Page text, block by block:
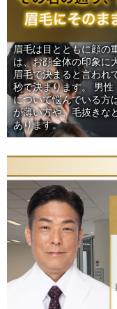
眉毛は目とともに顔の
は、お顔全体の印象に
眉毛で決まると言われ
秒で決まります。
男性
について悩んでいる方
が薄い方や、毛抜きな
あります。